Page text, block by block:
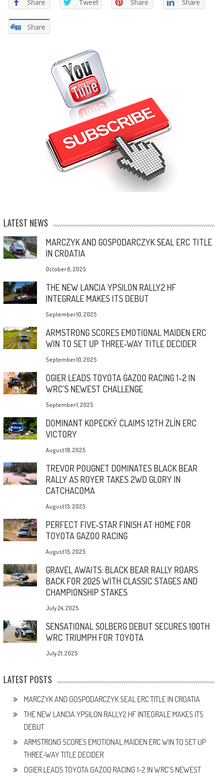
Share Tweet Share Share
Share
LATEST NEWS
MARCZYK AND GOSPODARCZYK SEAL ERC TITLE
IN CROATIA
October 6, 2025
THE NEW LANCIA YPSILON RALLY2 HF
INTEGRALE MAKES ITS DEBUT
September 10, 2025
ARMSTRONG SCORES EMOTIONAL MAIDEN ERC
WIN TO SET UP THREE-WAY TITLE DECIDER
September 10, 2025
OGIER LEADS TOYOTA GAZOO RACING 1-2 IN
WRC’S NEWEST CHALLENGE
September 1, 2025
DOMINANT KOPECKÝ CLAIMS 12TH ZLÍN ERC
VICTORY
August 18, 2025
TREVOR POUGNET DOMINATES BLACK BEAR
RALLY AS ROYER TAKES 2WD GLORY IN
CATCHACOMA
August 15, 2025
PERFECT FIVE-STAR FINISH AT HOME FOR
TOYOTA GAZOO RACING
August 15, 2025
GRAVEL AWAITS: BLACK BEAR RALLY ROARS
BACK FOR 2025 WITH CLASSIC STAGES AND
CHAMPIONSHIP STAKES
July 24, 2025
SENSATIONAL SOLBERG DEBUT SECURES 100TH
WRC TRIUMPH FOR TOYOTA
July 21, 2025
LATEST POSTS
MARCZYK AND GOSPODARCZYK SEAL ERC TITLE IN CROATIA
THE NEW LANCIA YPSILON RALLY2 HF INTEGRALE MAKES ITS
DEBUT
ARMSTRONG SCORES EMOTIONAL MAIDEN ERC WIN TO SET UP
THREE-WAY TITLE DECIDER
OGIER LEADS TOYOTA GAZOO RACING 1-2 IN WRC’S NEWEST